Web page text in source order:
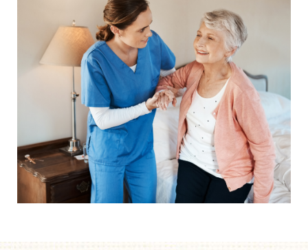
Mensen hebben snel de neiging om te zeggen dat hun
bed wel prima is. Of dat de instelling al over eigen
zorgbedden beschikt. Gelukkig maar zeggen wij dan,
maar legt u zich er niet te snel bij neer als uw situatie net
even anders is. Een speciaal zorgbed gaat namelijk veel
verder dan een standaard bed. Het bed is zo ingesteld dat
het kan draaien, kantelen en rechtop kan staan.
Afgestemd op de behoefte van het moment, zodat het de
zorghandelingen makkelijker en prettiger maakt. Dus start
uw aanvraag en wij helpen u op weg. Zonder dat iets
moet en zonder directe verplichtingen.
Als u er over nadenkt om een speciaal zorgbed te gaan
betaalt.
Onze ervaring leert dat mensen door een speciaal